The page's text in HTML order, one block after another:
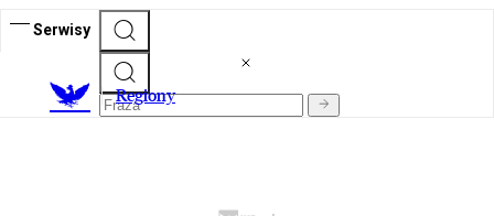
Serwisy
Regiony